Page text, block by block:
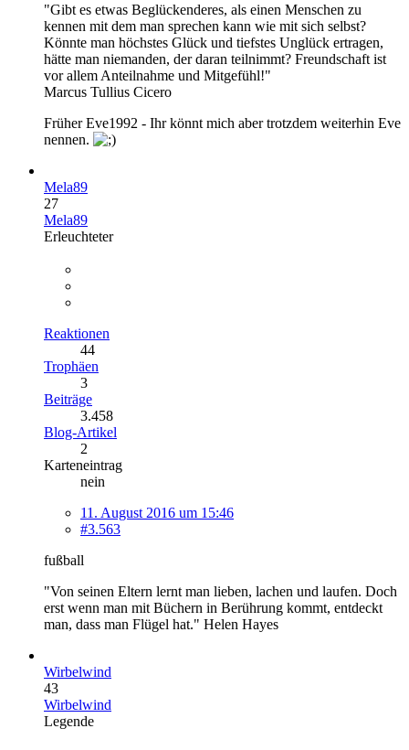
"Gibt es etwas Beglückenderes, als einen Menschen zu
kennen mit dem man sprechen kann wie mit sich selbst?
Könnte man höchstes Glück und tiefstes Unglück ertragen,
hätte man niemanden, der daran teilnimmt? Freundschaft ist
vor allem Anteilnahme und Mitgefühl!"
Marcus Tullius Cicero
Früher Eve1992 - Ihr könnt mich aber trotzdem weiterhin Eve
nennen.
Mela89
27
Mela89
Erleuchteter
Reaktionen
44
Trophäen
3
Beiträge
3.458
Blog-Artikel
2
Karteneintrag
nein
11. August 2016 um 15:46
#3.563
fußball
"Von seinen Eltern lernt man lieben, lachen und laufen. Doch
erst wenn man mit Büchern in Berührung kommt, entdeckt
man, dass man Flügel hat." Helen Hayes
Wirbelwind
43
Wirbelwind
Legende